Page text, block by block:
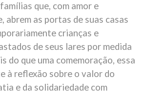
que, com amor e
abrem as portas de suas casas
crianças e
de seus lares por medida
do que uma comemoração, essa
à reflexão sobre o valor do
e da solidariedade com